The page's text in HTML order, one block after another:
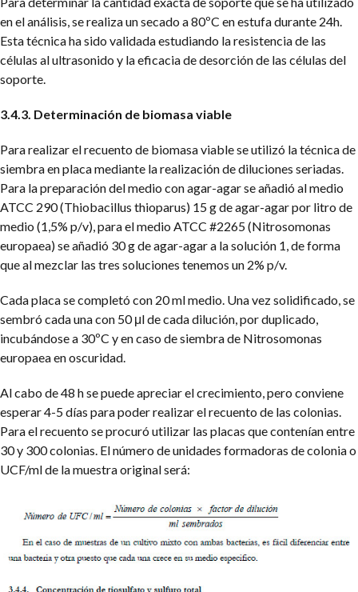
en el análisis, se realiza un secado a 80ºC en estufa durante 24h.
Esta técnica ha sido validada estudiando la resistencia de las
células al ultrasonido y la eficacia de desorción de las células del
soporte.
3.4.3. Determinación de biomasa viable
Para realizar el recuento de biomasa viable se utilizó la técnica de
siembra en placa mediante la realización de diluciones seriadas.
Para la preparación del medio con agar-agar se añadió al medio
ATCC 290 (Thiobacillus thioparus) 15 g de agar-agar por litro de
medio (1,5% p/v), para el medio ATCC #2265 (Nitrosomonas
europaea) se añadió 30 g de agar-agar a la solución 1, de forma
que al mezclar las tres soluciones tenemos un 2% p/v.
Cada placa se completó con 20 ml medio. Una vez solidificado, se
sembró cada una con 50 μl de cada dilución, por duplicado,
incubándose a 30ºC y en caso de siembra de Nitrosomonas
europaea en oscuridad.
Al cabo de 48 h se puede apreciar el crecimiento, pero conviene
esperar 4-5 días para poder realizar el recuento de las colonias.
Para el recuento se procuró utilizar las placas que contenían entre
30 y 300 colonias. El número de unidades formadoras de colonia o
UCF/ml de la muestra original será: